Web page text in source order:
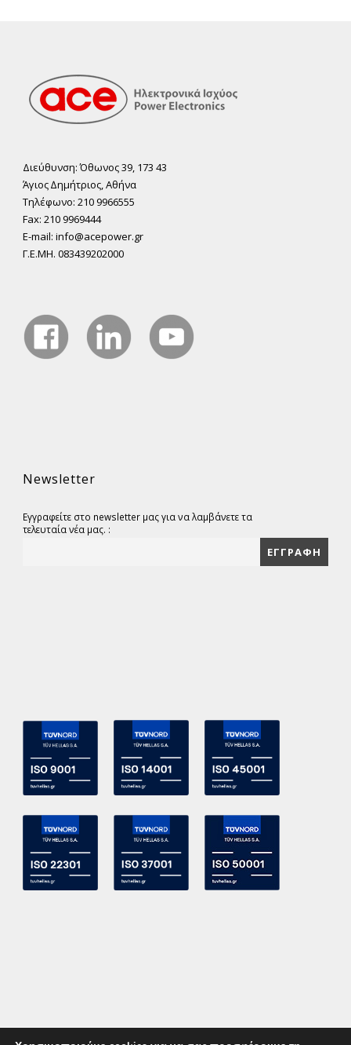
Διεύθυνση: Όθωνος 39, 173 43
Άγιος ∆ηµήτριος, Αθήνα
Τηλέφωνο: 210 9966555
Fax: 210 9969444
E-mail: info@acepower.gr
Γ.Ε.ΜΗ. 083439202000
Newsletter
Εγγραφείτε στο newsletter μας για να λαμβάνετε τα
τελευταία νέα μας. :